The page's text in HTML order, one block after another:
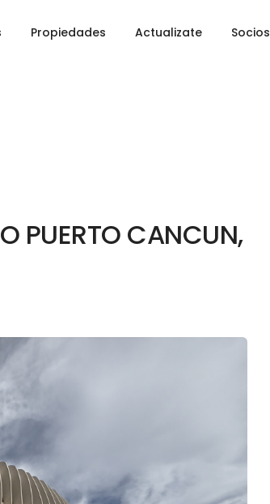
Propiedades Actualizate Socios
PUERTO CANCUN,